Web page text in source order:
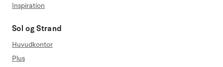
Inspiration
Sol og Strand
Huvudkontor
Plus